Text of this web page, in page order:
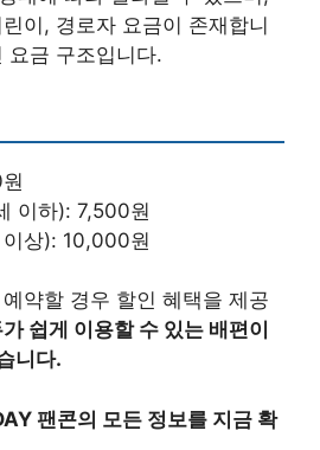
이, 경로자 요금이 존재합니
요금 구조입니다.
이하): 7,500원
상): 10,000원
약할 경우 할인 혜택을 제공
쉽게 이용할 수 있는 배편이
니다.
팬콘의 모든 정보를 지금 확